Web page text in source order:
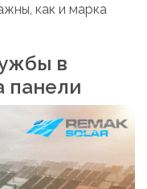
как и марка
в
панели